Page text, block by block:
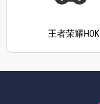
王者荣耀HOK